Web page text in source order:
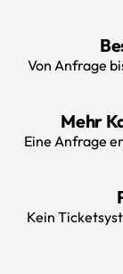
Von Anfrage
Mehr
Eine Anfrage
Kein